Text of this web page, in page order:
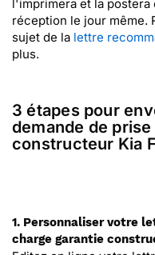
l'imprimera et la postera
réception le jour même.
sujet de la lettre
plus.
3 étapes pour
demande de
constructeur Kia
1. Personnaliser votre
charge garantie